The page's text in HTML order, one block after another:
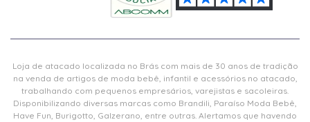
Loja de atacado localizada no Brás com mais de 30 anos de tradição
na venda de artigos de moda bebê, infantil e acessórios no atacado,
trabalhando com pequenos empresários, varejistas e sacoleiras.
Disponibilizando diversas marcas como Brandili, Paraíso Moda Bebê,
Have Fun, Burigotto, Galzerano, entre outras. Alertamos que havendo